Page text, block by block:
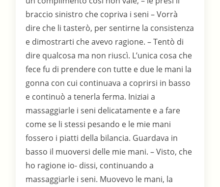
braccio sinistro che copriva i seni – Vorrà
dire che li tasterò, per sentirne la consistenza
e dimostrarti che avevo ragione. – Tentò di
dire qualcosa ma non riuscì. L’unica cosa che
fece fu di prendere con tutte e due le mani la
gonna con cui continuava a coprirsi in basso
e continuò a tenerla ferma. Iniziai a
massaggiarle i seni delicatamente e a fare
come se li stessi pesando e le mie mani
fossero i piatti della bilancia. Guardava in
basso il muoversi delle mie mani. – Visto, che
ho ragione io- dissi, continuando a
massaggiarle i seni. Muovevo le mani, la